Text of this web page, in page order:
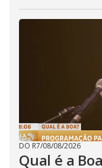
DO R7/08/08/2026
Qual é a